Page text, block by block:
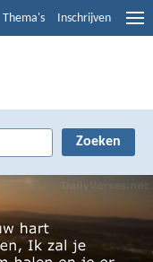
Thema's Inschrijven